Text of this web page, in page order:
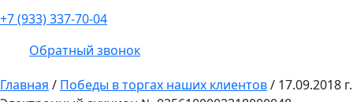
+7 (933) 337-70-04
Обратный звонок
Главная / Победы в торгах наших клиентов/ 17.09.2018 г.